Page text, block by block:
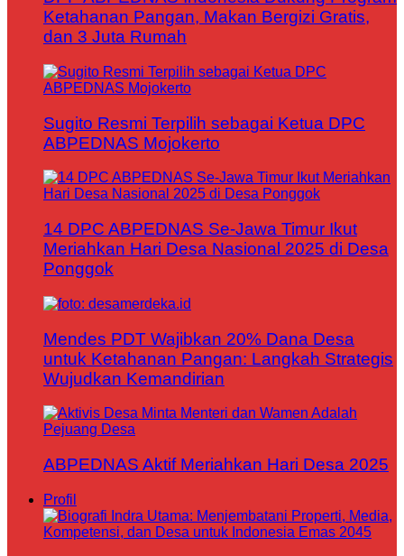
Ketahanan Pangan, Makan Bergizi Gratis,
dan 3 Juta Rumah
Sugito Resmi Terpilih sebagai Ketua DPC
ABPEDNAS Mojokerto
14 DPC ABPEDNAS Se-Jawa Timur Ikut
Meriahkan Hari Desa Nasional 2025 di Desa
Ponggok
Mendes PDT Wajibkan 20% Dana Desa
untuk Ketahanan Pangan: Langkah Strategis
Wujudkan Kemandirian
ABPEDNAS Aktif Meriahkan Hari Desa 2025
Profil